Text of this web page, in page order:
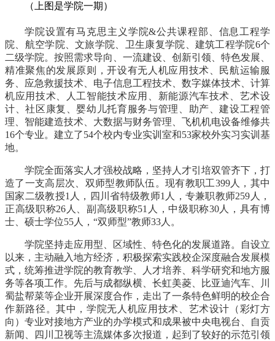
（上图是学院一期）
学院设置有马克思主义学院&公共课程部、信息工程学
院、航空学院、文旅学院、卫生康复学院、建筑工程学院6个
二级学院。按照需求导向、一流建设、创新引领、特色发展、
精准聚焦的发展原则，开设有无人机应用技术、民航运输服
务、应急救援技术、电子信息工程技术、数字媒体技术、计算
机应用技术、人工智能技术应用、新能源汽车技术、艺术设
计、社区康复、婴幼儿托育服务与管理、助产、建设工程管
理、智能建造技术、大数据与财务管理、飞机机电设备维修共
16个专业。建立了54个校内专业实训室和53家校外实习实训基
地。
学院全面落实人才强校战略，坚持人才引培双管齐下，打
造了一支高层次、双师型教师队伍。现有教职工399人，其中
国家二级教授1人，四川省特级教师1人，专兼职教师259人，
正高级职称26人、副高级职称51人，中级职称30人，具有博
士、硕士学位55人，“双师型”教师33人。
学院坚持走应用型、区域性、特色化的发展道路。自设立
以来，主动融入地方经济，积极探索实践校企深度融合发展模
式，统筹推进学院的教育教学、人才培养、科学研究和地方服
务等各项工作。先后与成都纵横、长虹美菱、比亚迪汽车、川
蜀盐帮菜等企业开展深度合作，走出了一条特色鲜明的校企合
作新路径。其中，学院无人机应用技术、艺术设计（彩灯方
向）专业对接地方产业的办学模式和成果被中央电视台、自贡
新闻、四川卫视等主流媒体多次报道，起到了较好的示范引领